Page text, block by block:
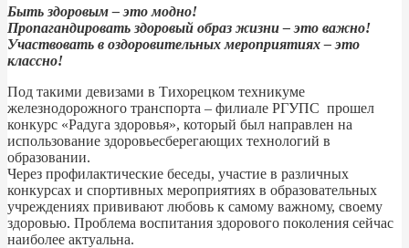
Быть здоровым – это модно!
Пропагандировать здоровый образ жизни – это важно!
Участвовать в оздоровительных мероприятиях – это
классно!
Под такими девизами в Тихорецком техникуме
железнодорожного транспорта – филиале РГУПС прошел
конкурс «Радуга здоровья», который был направлен на
использование здоровьесберегающих технологий в
образовании.
Через профилактические беседы, участие в различных
конкурсах и спортивных мероприятиях в образовательных
учреждениях прививают любовь к самому важному, своему
здоровью. Проблема воспитания здорового поколения сейчас
наиболее актуальна.